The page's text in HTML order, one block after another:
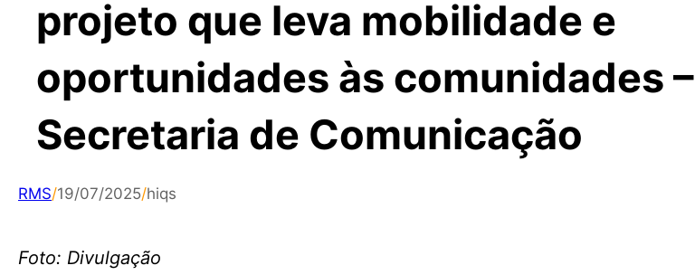
projeto que leva mobilidade e
oportunidades às comunidades –
Secretaria de Comunicação
RMS/19/07/2025/hiqs
Foto: Divulgação